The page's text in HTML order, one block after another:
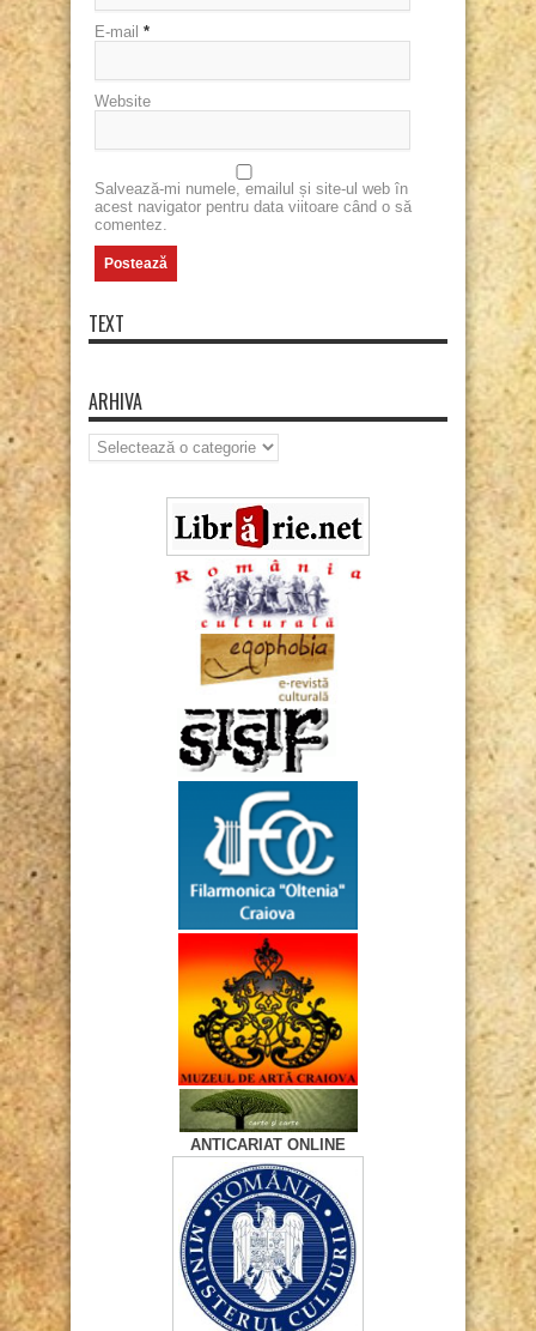
E-mail *
Website
Salvează-mi numele, emailul și site-ul web în
acest navigator pentru data viitoare când o să
comentez.
TEXT
ARHIVA
Arhiva
ANTICARIAT ONLINE